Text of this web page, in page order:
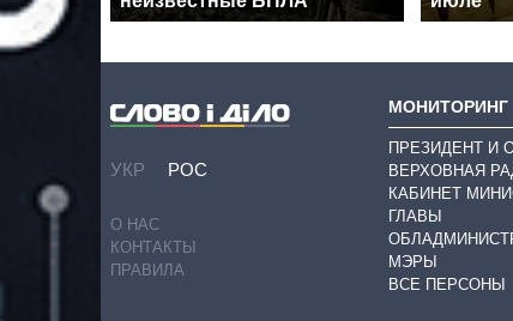
УКР РОС
О НАС
КОНТАКТЫ
ПРАВИЛА
МОНИТОРИНГ
ПРЕЗИДЕНТ И
ВЕРХОВНАЯ
КАБИНЕТ
ГЛАВЫ
МЭРЫ
ВСЕ ПЕРСОНЫ